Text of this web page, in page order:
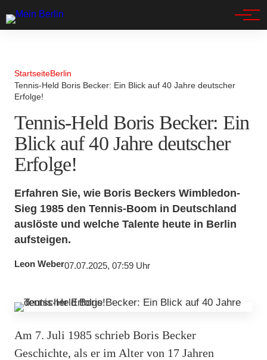
StartseiteBerlin
Tennis-Held Boris Becker: Ein Blick auf 40 Jahre deutscher
Erfolge!
Tennis-Held Boris Becker: Ein
Blick auf 40 Jahre deutscher
Erfolge!
Erfahren Sie, wie Boris Beckers Wimbledon-
Sieg 1985 den Tennis-Boom in Deutschland
auslöste und welche Talente heute in Berlin
aufsteigen.
Leon Weber07.07.2025, 07:59 Uhr
Am 7. Juli 1985 schrieb Boris Becker
Geschichte, als er im Alter von 17 Jahren